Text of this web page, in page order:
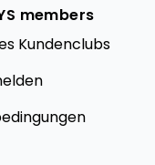
members
Kundenclubs